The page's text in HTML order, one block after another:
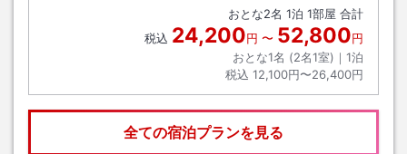
おとな2名 1泊 1部屋 合計
税込 24,200円 〜 52,800円
おとな1名 (2名1室)｜ 1泊
税込 12,100円〜26,400円
全ての宿泊プランを見る